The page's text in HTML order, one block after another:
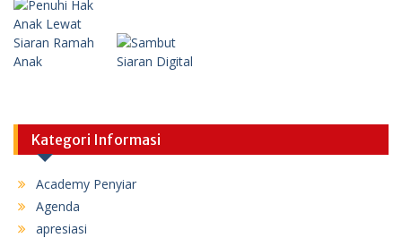
Kategori Informasi
Academy Penyiar
Agenda
apresiasi